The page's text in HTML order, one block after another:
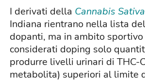
I derivati della Cannabis Sativa
Indiana rientrano nella lista
dopanti, ma in ambito sportivo
considerati doping solo
produrre livelli urinari di THC-
metabolita) superiori al limite